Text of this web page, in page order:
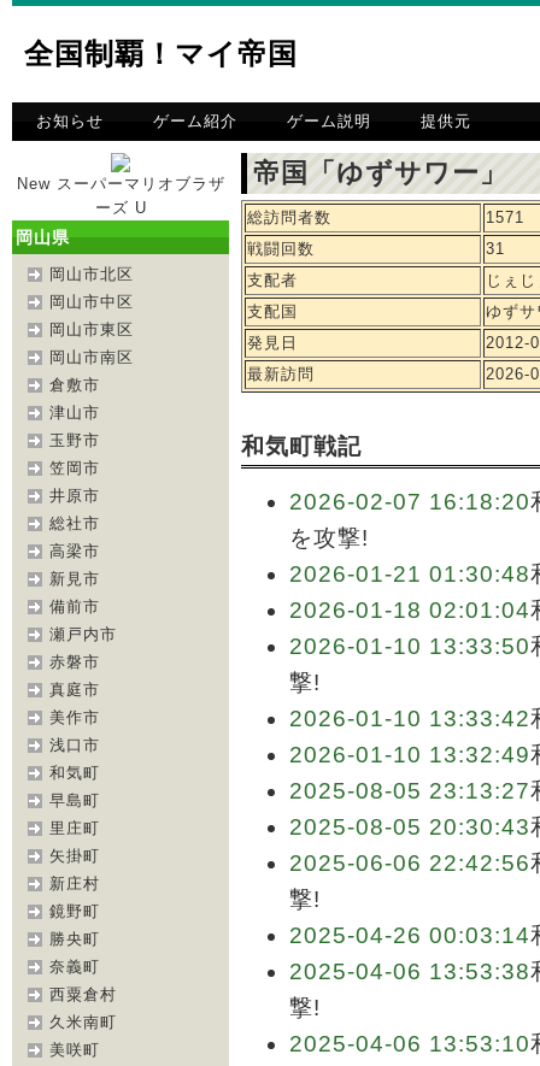
全国制覇！マイ帝国
お知らせ ゲーム紹介 ゲーム説明 提供元
New スーパーマリオブラザ
ーズ U
岡山県
岡山市北区
岡山市中区
岡山市東区
岡山市南区
倉敷市
津山市
玉野市
笠岡市
井原市
総社市
高梁市
新見市
備前市
瀬戸内市
赤磐市
真庭市
美作市
浅口市
和気町
早島町
里庄町
矢掛町
新庄村
鏡野町
勝央町
奈義町
西粟倉村
久米南町
美咲町
帝国「ゆずサワー」
総訪問者数
1571
戦闘回数
31
支配者
じぇ
支配国
ゆずサ
発見日
2012-
最新訪問
2026-
和気町戦記
2026-02-07 16:18:20
を攻撃!
2026-01-21 01:30:48
2026-01-18 02:01:04
2026-01-10 13:33:50
撃!
2026-01-10 13:33:42
2026-01-10 13:32:49
2025-08-05 23:13:27
2025-08-05 20:30:43
2025-06-06 22:42:56
撃!
2025-04-26 00:03:14
2025-04-06 13:53:38
撃!
2025-04-06 13:53:10